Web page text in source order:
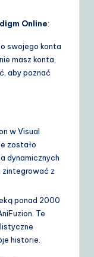
Online:
swojego konta
masz konta,
aby poznać
w Visual
zostało
dynamicznych
zintegrować z
ponad 2000
Te
historie.